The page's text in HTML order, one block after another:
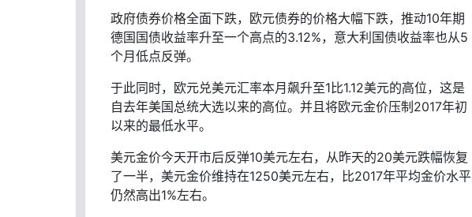
政府债券价格全面下跌，欧元债券的价格大幅下跌，推动10年期
德国国债收益率升至一个高点的3.12%，意大利国债收益率也从5
个月低点反弹。
于此同时，欧元兑美元汇率本月飙升至1比1.12美元的高位，这是
自去年美国总统大选以来的高位。并且将欧元金价压制2017年初
以来的最低水平。
美元金价今天开市后反弹10美元左右，从昨天的20美元跌幅恢复
了一半，美元金价维持在1250美元左右，比2017年平均金价水平
仍然高出1%左右。